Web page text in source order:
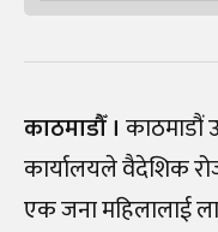
काठमाडौँ । काठमाडौं
कार्यालयले वैदेशिक
एक जना महिलालाई